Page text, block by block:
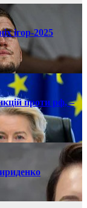
ігор-2025
проти рф, –